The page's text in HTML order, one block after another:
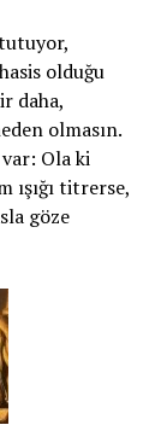
olduğu
daha,
olmasın.
Ola ki
ışığı titrerse,
göze